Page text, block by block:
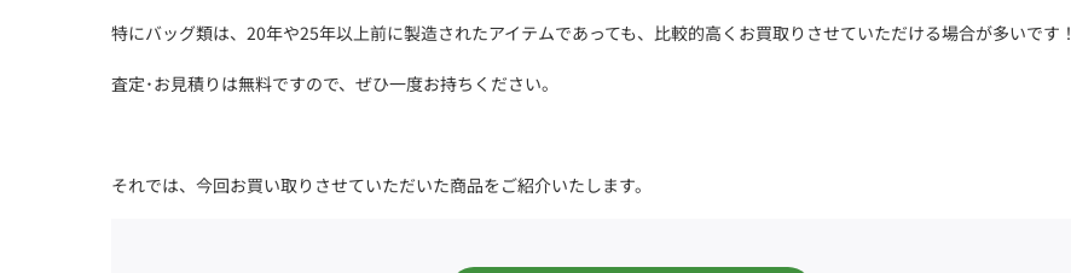
特にバッグ類は、20年や25年以上前に製造されたアイテムであっても、比較的高くお買取りさせていただける場合が多いです！
査定･お見積りは無料ですので、ぜひ一度お持ちください。
それでは、今回お買い取りさせていただいた商品をご紹介いたします。